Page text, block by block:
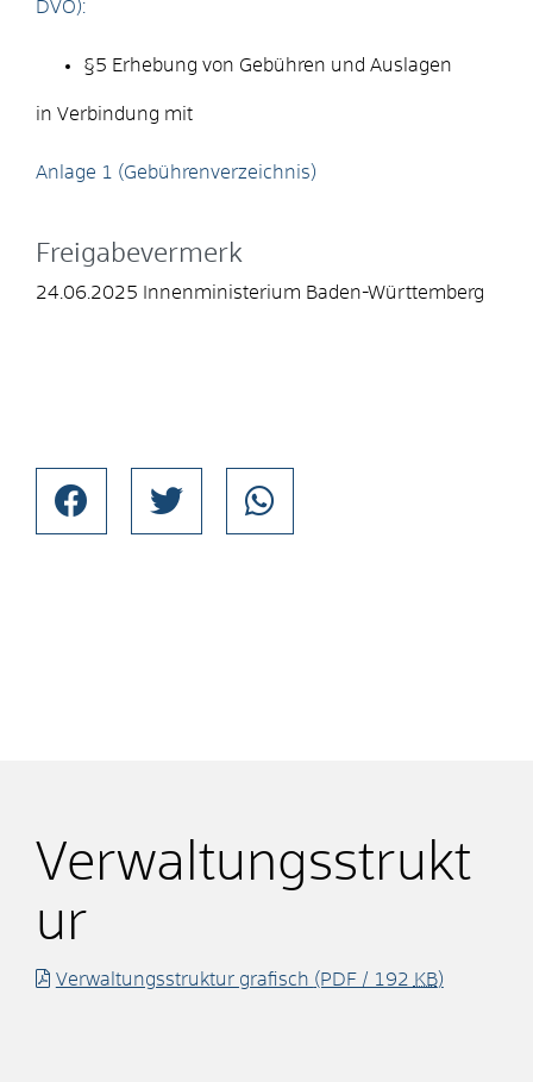
DVO):
§5 Erhebung von Gebühren und Auslagen
in Verbindung mit
Anlage 1 (Gebührenverzeichnis)
Freigabevermerk
24.06.2025 Innenministerium Baden-Württemberg
Verwaltungsstrukt
ur
Verwaltungsstruktur grafisch (PDF / 192 KB)